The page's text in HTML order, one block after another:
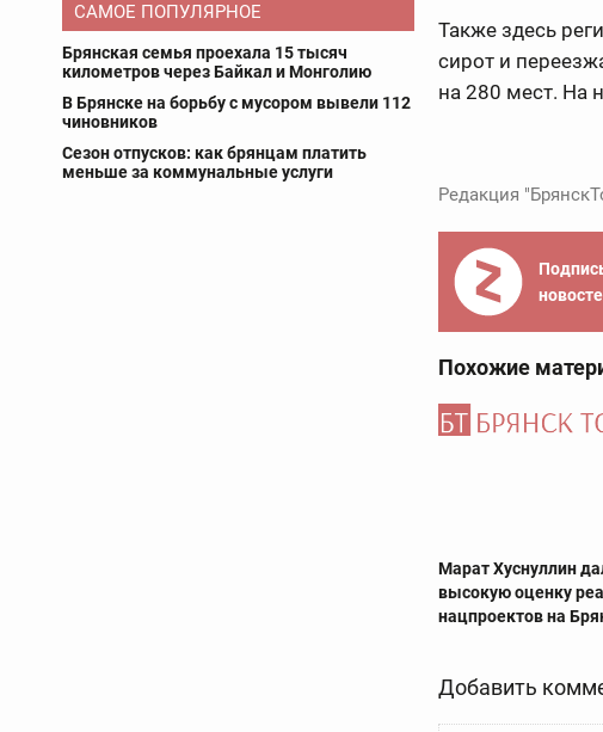
САМОЕ ПОПУЛЯРНОЕ
Брянская семья проехала 15 тысяч
километров через Байкал и Монголию
В Брянске на борьбу с мусором вывели 112
чиновников
Сезон отпусков: как брянцам платить
меньше за коммунальные услуги
Также здесь
сирот и
на 280 мест. На
Редакция
Похожие
Марат Хуснуллин
высокую оценку
нацпроектов на
Добавить